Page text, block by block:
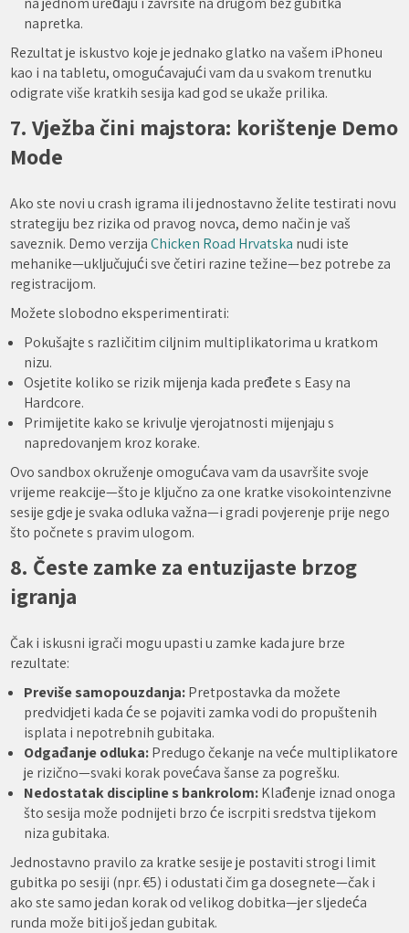
napretka.
Rezultat je iskustvo koje je jednako glatko na vašem iPhoneu
kao i na tabletu, omogućavajući vam da u svakom trenutku
odigrate više kratkih sesija kad god se ukaže prilika.
7. Vježba čini majstora: korištenje Demo
Mode
Ako ste novi u crash igrama ili jednostavno želite testirati novu
strategiju bez rizika od pravog novca, demo način je vaš
saveznik. Demo verzijaChicken Road Hrvatska nudi iste
mehanike—uključujući sve četiri razine težine—bez potrebe za
registracijom.
Možete slobodno eksperimentirati:
Pokušajte s različitim ciljnim multiplikatorima u kratkom
nizu.
Osjetite koliko se rizik mijenja kada pređete s Easy na
Hardcore.
Primijetite kako se krivulje vjerojatnosti mijenjaju s
napredovanjem kroz korake.
Ovo sandbox okruženje omogućava vam da usavršite svoje
vrijeme reakcije—što je ključno za one kratke visokointenzivne
sesije gdje je svaka odluka važna—i gradi povjerenje prije nego
što počnete s pravim ulogom.
8. Česte zamke za entuzijaste brzog
igranja
Čak i iskusni igrači mogu upasti u zamke kada jure brze
rezultate:
Previše samopouzdanja:Pretpostavka da možete
predvidjeti kada će se pojaviti zamka vodi do propuštenih
isplata i nepotrebnih gubitaka.
Odgađanje odluka:Predugo čekanje na veće multiplikatore
je rizično—svaki korak povećava šanse za pogrešku.
Nedostatak discipline s bankrolom:Klađenje iznad onoga
što sesija može podnijeti brzo će iscrpiti sredstva tijekom
niza gubitaka.
Jednostavno pravilo za kratke sesije je postaviti strogi limit
gubitka po sesiji (npr. €5) i odustati čim ga dosegnete—čak i
ako ste samo jedan korak od velikog dobitka—jer sljedeća
runda može biti još jedan gubitak.